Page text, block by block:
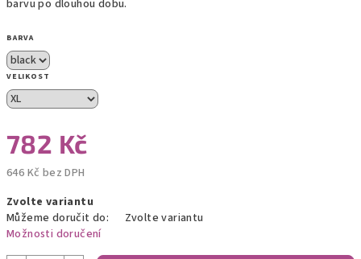
barvu po dlouhou dobu.
BARVA
VELIKOST
782 Kč
646 Kč bez DPH
cena:
Zvolte variantu
Můžeme doručit do:
Zvolte variantu
Možnosti doručení